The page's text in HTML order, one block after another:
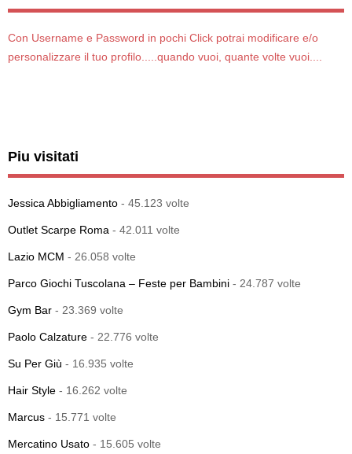
Con Username e Password in pochi Click potrai modificare e/o
personalizzare il tuo profilo.....quando vuoi, quante volte vuoi....
Piu visitati
Jessica Abbigliamento - 45.123 volte
Outlet Scarpe Roma - 42.011 volte
Lazio MCM - 26.058 volte
Parco Giochi Tuscolana – Feste per Bambini - 24.787 volte
Gym Bar - 23.369 volte
Paolo Calzature - 22.776 volte
Su Per Giù - 16.935 volte
Hair Style - 16.262 volte
Marcus - 15.771 volte
Mercatino Usato - 15.605 volte